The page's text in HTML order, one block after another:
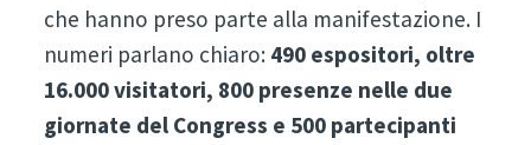
che hanno preso parte alla manifestazione. I
numeri parlano chiaro: 490 espositori, oltre
16.000 visitatori, 800 presenze nelle due
giornate del Congress e 500 partecipanti